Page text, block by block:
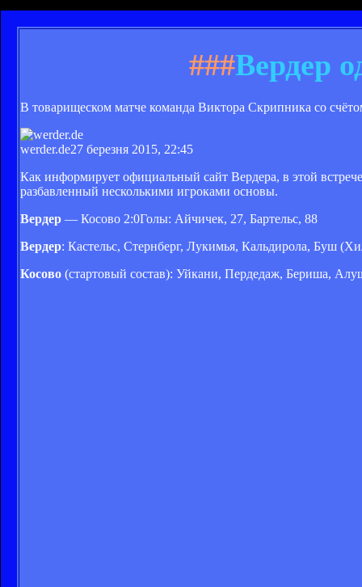
###Вердер
В товарищеском матче команда Виктора Скрипника со
werder.de27 березня 2015, 22:45
Как информирует официальный сайт Вердера, в этой
разбавленный несколькими игроками основы.
Вердер — Косово 2:0Голы: Айчичек, 27, Бартельс, 88
Вердер: Кастельс, Стернберг, Лукимья, Кальдирола, Буш
Косово (стартовый состав): Уйкани, Пердедаж, Бериша,